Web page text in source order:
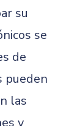
su
se
de
pueden
las
y